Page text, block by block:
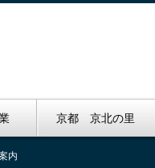
京都 京北の里
内